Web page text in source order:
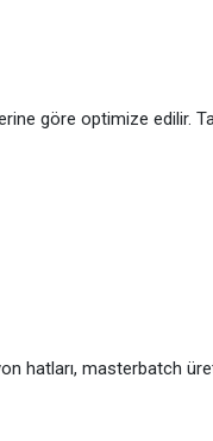
göre optimize edilir.
hatları, masterbatch